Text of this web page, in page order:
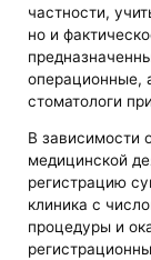
частности,
но и
операционные,
стоматологи
В зависимости
медицинской
регистрацию
клиника с
процедуры и